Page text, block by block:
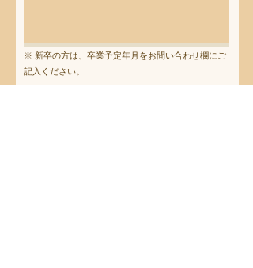
※ 新卒の方は、卒業予定年月をお問い合わせ欄にご
記入ください。